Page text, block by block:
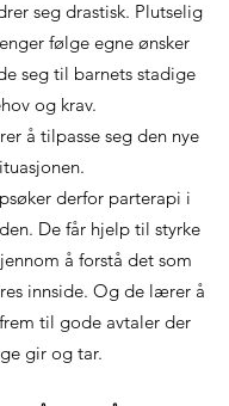
seg drastisk. Plutselig
følge egne ønsker
seg til barnets stadige
og krav.
å tilpasse seg den nye
derfor parterapi i
De får hjelp til styrke
å forstå det som
innside. Og de lærer å
til gode avtaler der
gir og tar.